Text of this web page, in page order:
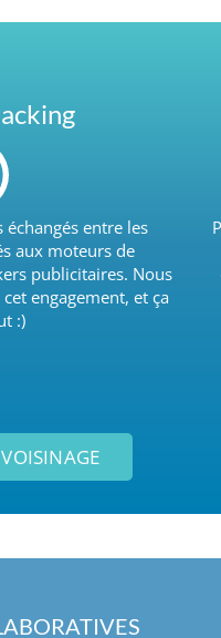
entre les
aux moteurs de
publicitaires. Nous
engagement, et ça
:)